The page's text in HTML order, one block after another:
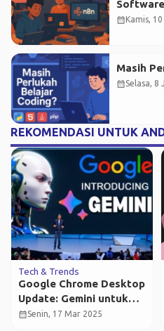
Kamu
calendar_month Kamis,
Masih
calendar_monthSelasa, 8
REKOMENDASI UNTUK
Tech & Trends
Google Chrome Desktop
Update: Gemini untuk
Produktivitas!
calendar_monthSenin, 17 Mar 2025